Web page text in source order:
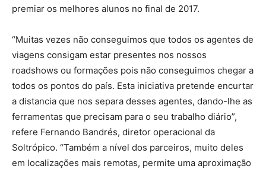
premiar os melhores alunos no final de 2017.
“Muitas vezes não conseguimos que todos os agentes de
viagens consigam estar presentes nos nossos
roadshows ou formações pois não conseguimos chegar a
todos os pontos do país. Esta iniciativa pretende encurtar
a distancia que nos separa desses agentes, dando-lhe as
ferramentas que precisam para o seu trabalho diário”,
refere Fernando Bandrés, diretor operacional da
Soltrópico. “Também a nível dos parceiros, muito deles
em localizações mais remotas, permite uma aproximação